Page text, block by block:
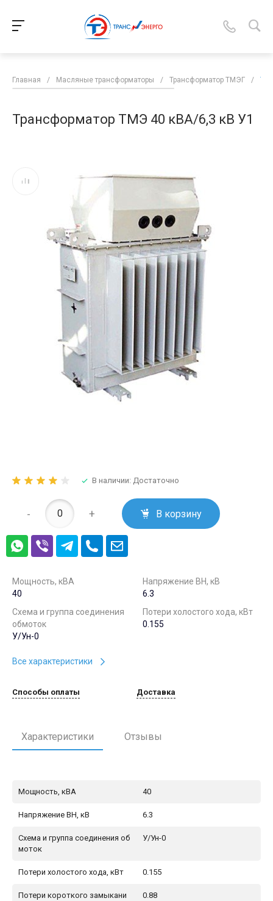
Главная / Масляные трансформаторы / Трансформатор ТМЭГ /
Трансформатор ТМЭ 40 кВА/6,3 кВ У1
В наличии: Достаточно
- + В корзину
Мощность, кВА
40
Напряжение ВН, кВ
6.3
Схема и группа соединения
обмоток
У/Ун-0
Потери холостого хода, кВт
0.155
Все характеристики
Способы оплаты Доставка
Характеристики Отзывы
Мощность, кВА 40
Напряжение ВН, кВ 6.3
Схема и группа соединения об
моток
У/Ун-0
Потери холостого хода, кВт 0.155
Потери короткого замыкани
0.88